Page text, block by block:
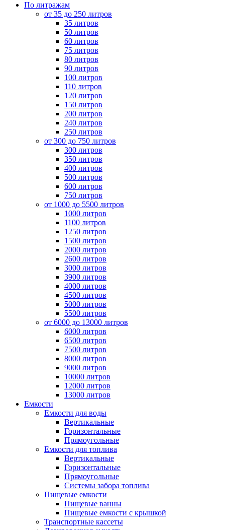
По литражам
от 35 до 250 литров
35 литров
50 литров
60 литров
75 литров
80 литров
90 литров
100 литров
110 литров
120 литров
150 литров
200 литров
240 литров
250 литров
от 300 до 750 литров
300 литров
350 литров
400 литров
500 литров
600 литров
750 литров
от 1000 до 5500 литров
1000 литров
1100 литров
1250 литров
1500 литров
2000 литров
2600 литров
3000 литров
3900 литров
4000 литров
4500 литров
5000 литров
5500 литров
от 6000 до 13000 литров
6000 литров
6500 литров
7500 литров
8000 литров
9000 литров
10000 литров
12000 литров
13000 литров
Емкости
Емкости для воды
Вертикальные
Горизонтальные
Прямоугольные
Емкости для топлива
Вертикальные
Горизонтальные
Прямоугольные
Системы забора топлива
Пищевые емкости
Пищевые ванны
Пищевые емкости с крышкой
Транспортные кассеты